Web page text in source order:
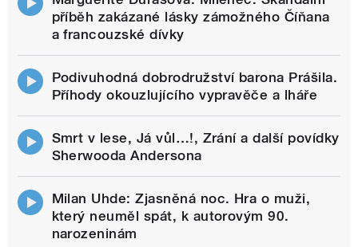
příběh zakázané lásky zámožného Číňana
a francouzské dívky
Podivuhodná dobrodružství barona Prášila.
Příhody okouzlujícího vypravěče a lháře
Smrt v lese, Já vůl…!, Zrání a další povídky
Sherwooda Andersona
Milan Uhde: Zjasněná noc. Hra o muži,
který neuměl spát, k autorovým 90.
narozeninám